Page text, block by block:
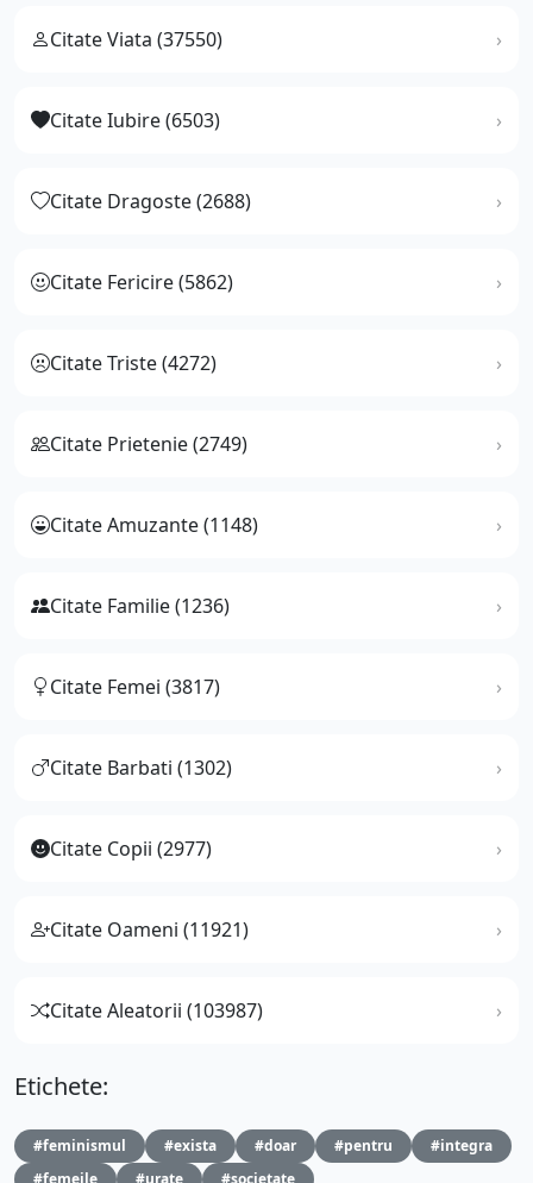
Citate Viata (37550)
Citate Iubire (6503)
Citate Dragoste (2688)
Citate Fericire (5862)
Citate Triste (4272)
Citate Prietenie (2749)
Citate Amuzante (1148)
Citate Familie (1236)
Citate Femei (3817)
Citate Barbati (1302)
Citate Copii (2977)
Citate Oameni (11921)
Citate Aleatorii (103987)
Etichete:
#feminismul #exista #doar #pentru
#integra
#femeile
#urate #societate